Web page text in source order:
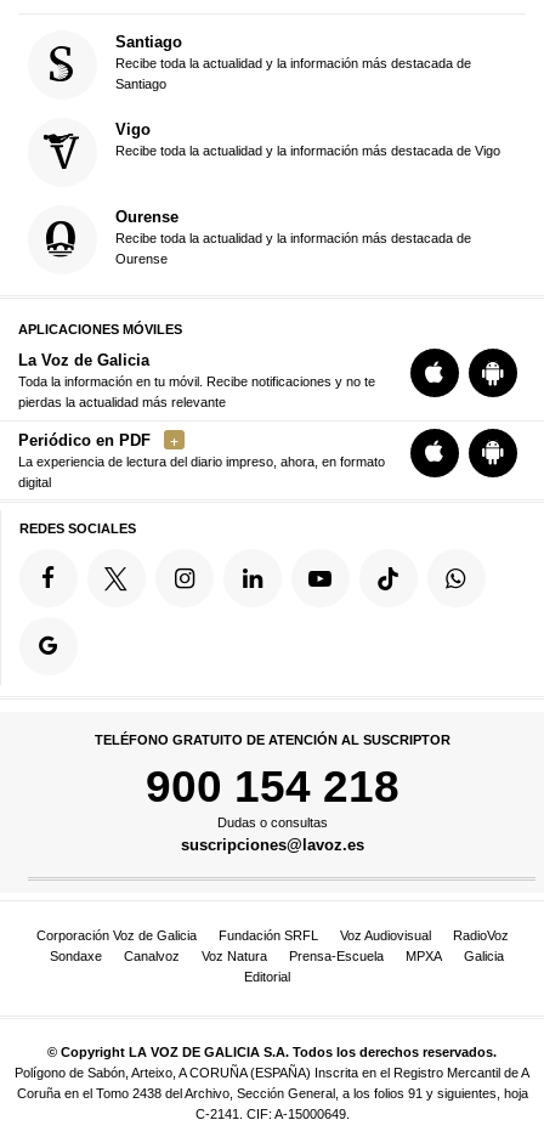
Santiago
Recibe toda la actualidad y la información más destacada de
Santiago
Vigo
Recibe toda la actualidad y la información más destacada de Vigo
Ourense
Recibe toda la actualidad y la información más destacada de
Ourense
APLICACIONES MÓVILES
La Voz de Galicia
Toda la información en tu móvil. Recibe notificaciones y no te
pierdas la actualidad más relevante
Periódico en PDF
La experiencia de lectura del diario impreso, ahora, en formato
digital
REDES SOCIALES
TELÉFONO GRATUITO DE ATENCIÓN AL SUSCRIPTOR
900 154 218
Dudas o consultas
suscripciones@lavoz.es
Corporación Voz de Galicia Fundación SRFL Voz Audiovisual
RadioVoz
Sondaxe
Canalvoz Voz Natura Prensa-Escuela MPXA
Galicia
Editorial
© Copyright LA VOZ DE GALICIA S.A. Todos los derechos reservados.
Polígono de Sabón, Arteixo, A CORUÑA (ESPAÑA) Inscrita en el Registro Mercantil de A
Coruña en el Tomo 2438 del Archivo, Sección General, a los folios 91 y siguientes, hoja
C-2141. CIF: A-15000649.